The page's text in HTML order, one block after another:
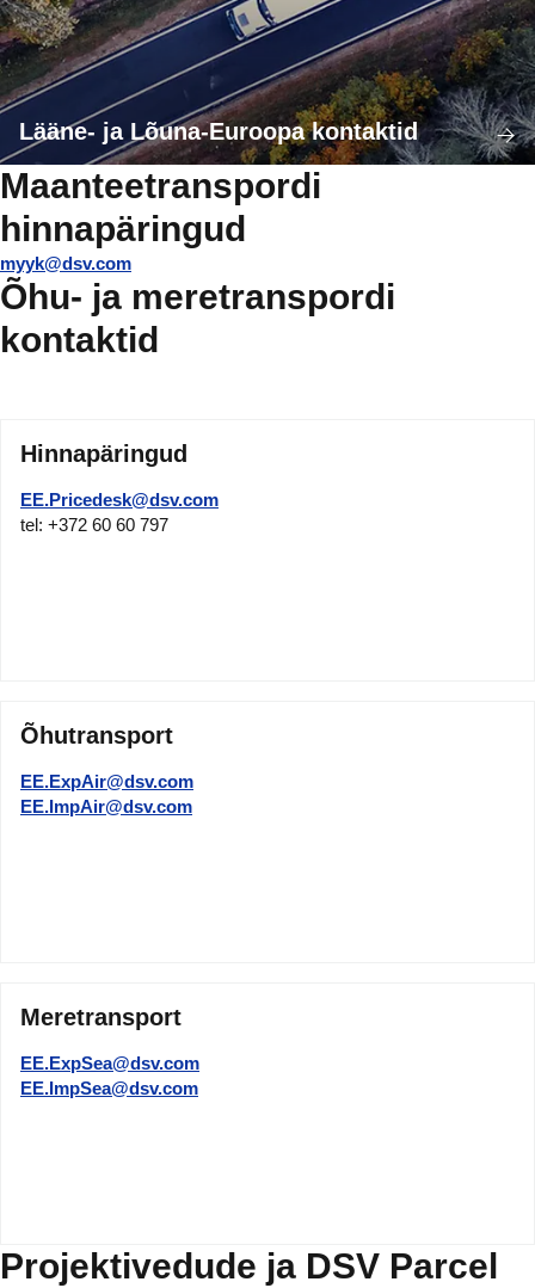
Lääne- ja Lõuna-Euroopa kontaktid
Maanteetranspordi
hinnapäringud
myyk@dsv.com
Õhu- ja meretranspordi
kontaktid
Hinnapäringud
EE.Pricedesk@dsv.com
tel: +372 60 60 797
Õhutransport
EE.ExpAir@dsv.com
EE.ImpAir@dsv.com
Meretransport
EE.ExpSea@dsv.com
EE.ImpSea@dsv.com
Projektivedude ja DSV Parcel